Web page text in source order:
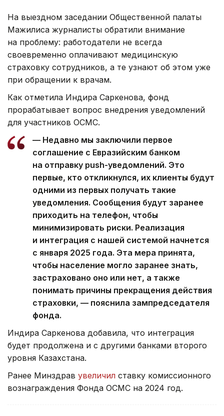
На выездном заседании Общественной палаты
Мажилиса журналисты обратили внимание
на проблему: работодатели не всегда
своевременно оплачивают медицинскую
страховку сотрудников, а те узнают об этом уже
при обращении к врачам.
Как отметила Индира Саркенова, фонд
прорабатывает вопрос внедрения уведомлений
для участников ОСМС.
— Недавно мы заключили первое
соглашение с Евразийским банком
на отправку push-уведомлений. Это
первые, кто откликнулся, их клиенты будут
одними из первых получать такие
уведомления. Сообщения будут заранее
приходить на телефон, чтобы
минимизировать риски. Реализация
и интеграция с нашей системой начнется
с января 2025 года. Эта мера принята,
чтобы население могло заранее знать,
застраховано оно или нет, а также
понимать причины прекращения действия
страховки, — пояснила зампредседателя
фонда.
Индира Саркенова добавила, что интеграция
будет продолжена и с другими банками второго
уровня Казахстана.
Ранее Минздрав увеличил ставку комиссионного
вознаграждения Фонда ОСМС на 2024 год.